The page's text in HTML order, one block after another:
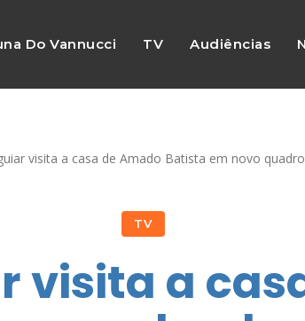
Do Vannucci TV Audiências
visita a casa de Amado Batista em novo
TV
visita a